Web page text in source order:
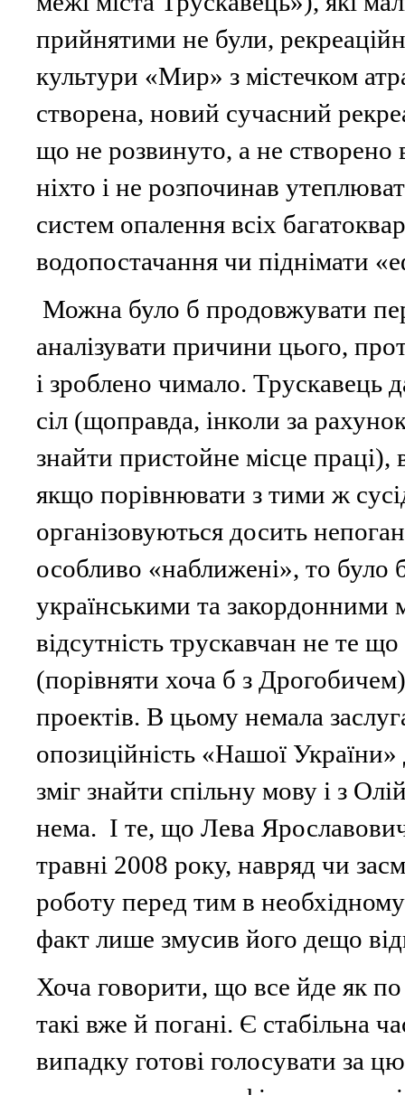
прийнятими не були,
культури «Мир» з містечком
створена, новий сучасний
що не розвинуто, а не створено
ніхто і не розпочинав
систем опалення всіх
водопостачання чи піднімати
Можна було б продовжувати
аналізувати причини цього,
і зроблено чимало. Трускавець
сіл (щоправда, інколи за
знайти пристойне місце
якщо порівнювати з тими ж
організовуються досить
особливо «наближені», то
українськими та
відсутність трускавчан не те
(порівняти хоча б з
проектів. В цьому немала
опозиційність «Нашої
зміг знайти спільну мову і з
нема. І те, що Лева
травні 2008 року, навряд чи
роботу перед тим в
факт лише змусив його дещо
Хоча говорити, що все йде як
такі вже й погані. Є стабільна
випадку готові голосувати за